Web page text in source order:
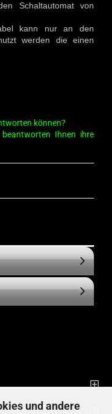
und andere
Schaltautomat von
kann nur an den
werden die einen
können?
Ihnen ihre